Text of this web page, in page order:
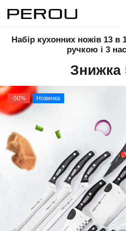
Набір кухонних ножів 13 в
ручкою і 3
Знижка
-50% Новинка